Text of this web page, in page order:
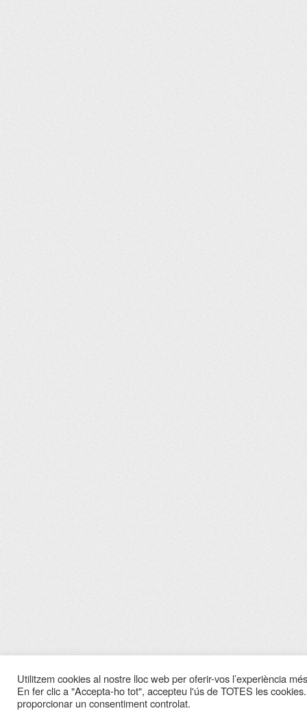
Utilitzem cookies al nostre lloc web per oferir-vos l’experiència
En fer clic a "Accepta-ho tot", accepteu l'ús de TOTES les
proporcionar un consentiment controlat.